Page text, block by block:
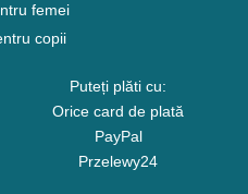
femei
copii
Puteți plăti cu:
Orice card de plată
PayPal
Przelewy24